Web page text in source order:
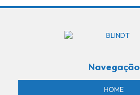
Portaria remota residencial
Revenda de controle de acesso
Revenda de controle de acesso por biometria
Navegação
HOME